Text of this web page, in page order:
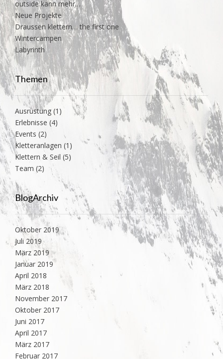
outside kann mehr…
Neue Projekte
Draussen klettern… the first one
Wintercampen
Labyrinth
Themen
Ausrüstung (1)
Erlebnisse (4)
Events (2)
Kletteranlagen (1)
Klettern & Seil (5)
Team (2)
BlogArchiv
Oktober 2019
Juli 2019
März 2019
Januar 2019
April 2018
März 2018
November 2017
Oktober 2017
Juni 2017
April 2017
März 2017
Februar 2017